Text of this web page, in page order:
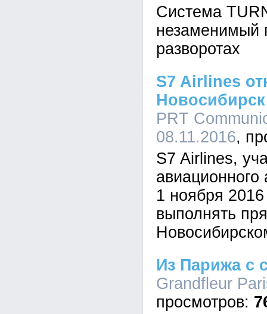
Система
незаменимый
разворотах
S7 Airlines
Новосибирск
PRT
08.11.2016
S7 Airlines,
1 ноября 2016
выполнять
Из Парижа с
Grandfleur